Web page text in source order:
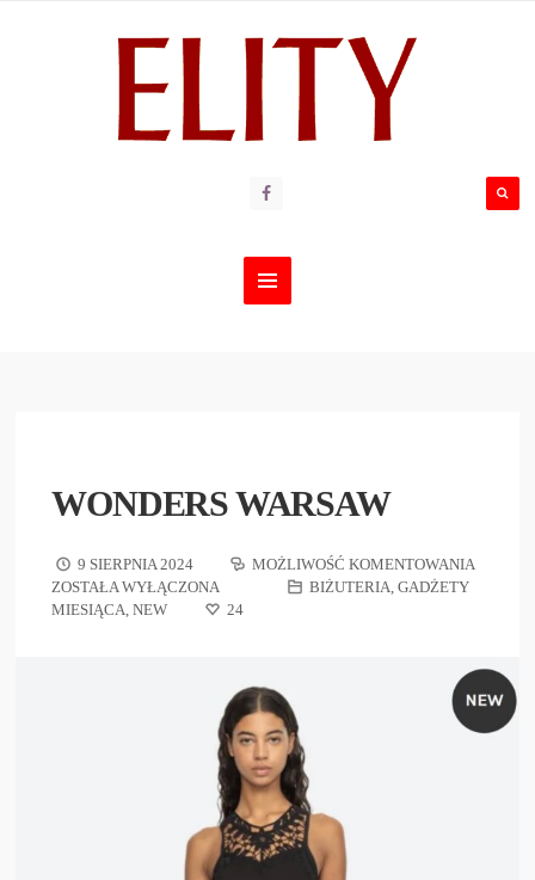
WONDERS WARSAW
9 SIERPNIA 2024
MOŻLIWOŚĆ KOMENTOWANIA
ZOSTAŁA WYŁĄCZONA
BIŻUTERIA GADŻETY
MIESIĄCA ,NEW 24